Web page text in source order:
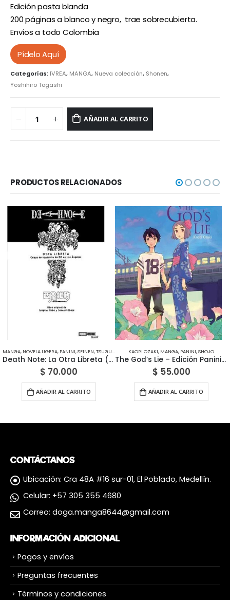
Edición pasta blanda
200 páginas a blanco y negro, trae sobrecubierta.
Envíos a todo Colombia
Pídelo Aquí
Categorías: IVREA, MANGA, Nueva colección, Shonen,
Yoshihiro Togashi
AÑADIR AL CARRITO
PRODUCTOS RELACIONADOS
MANGA, NOVELA LIGERA, PANINI,SEINEN,TSUGUMI OBA & TAKESHI OBATA
Death Note: La Otra Libreta (Novela Ligera) – Edición Panini México
$ 70.000
AÑADIR AL CARRITO
KAORI OZAKI, MANGA, PANINI,SHOJO
The God’s Lie – Edición Panini México
$ 55.000
AÑADIR AL CARRITO
CONTÁCTANOS
Ubicación: Cra 48A #16 sur-01, El Poblado, Medellín.
Celular: +57 305 355 4680
Correo: doga.manga8644@gmail.com
INFORMACIÓN ADICIONAL
Pagos y envíos
Preguntas frecuentes
Términos y condiciones